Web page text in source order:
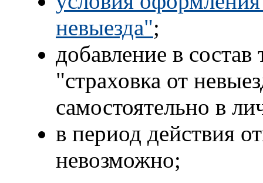
невыезда";
добавление в состав
"страховка от
самостоятельно в
в период действия
невозможно;